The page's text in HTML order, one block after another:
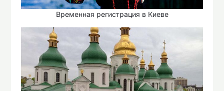
Временная регистрация в Киеве